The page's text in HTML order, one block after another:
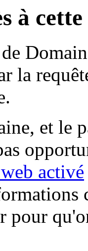
à
la
et le
activé
pour